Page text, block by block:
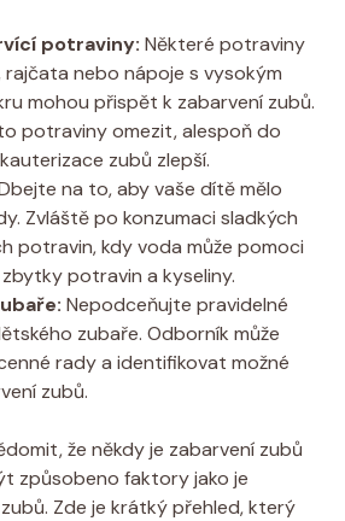
potraviny: Některé potraviny
rajčata nebo nápoje s vysokým
mohou přispět k zabarvení zubů.
potraviny omezit, alespoň do
zubů zlepší.
na to, aby vaše dítě mělo
Zvláště po konzumaci sladkých
potravin, kdy voda může pomoci
potravin a kyseliny.
Nepodceňujte pravidelné
zubaře. Odborník může
rady a identifikovat možné
zubů.
že někdy je zabarvení zubů
způsobeno faktory jako je
Zde je krátký přehled, který